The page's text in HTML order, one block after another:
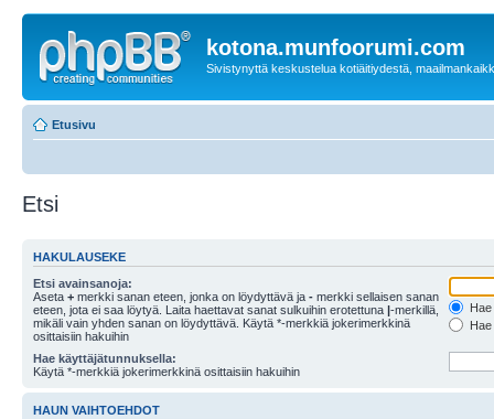
kotona.munfoorumi.com
Sivistynyttä keskustelua kotiäitiydestä,
Etusivu
Etsi
HAKULAUSEKE
Etsi avainsanoja:
Aseta + merkki sanan eteen, jonka on löydyttävä ja - merkki sellaisen sanan
eteen, jota ei saa löytyä. Laita haettavat sanat sulkuihin erotettuna |-merkillä,
mikäli vain yhden sanan on löydyttävä. Käytä *-merkkiä jokerimerkkinä
osittaisiin hakuihin
Hae käyttäjätunnuksella:
Käytä *-merkkiä jokerimerkkinä osittaisiin hakuihin
HAUN VAIHTOEHDOT